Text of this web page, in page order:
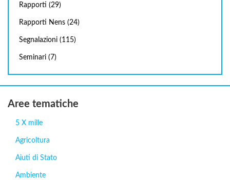
Rapporti (29)
Rapporti Nens (24)
Segnalazioni (115)
Seminari (7)
Aree tematiche
5 X mille
Agricoltura
Aiuti di Stato
Ambiente